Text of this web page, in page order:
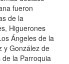
fueron
de la
Higuerones
Ángeles de la
y González de
la Parroquia